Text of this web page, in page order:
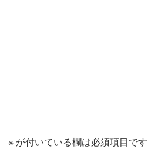
※ が付いている欄は必須項目です